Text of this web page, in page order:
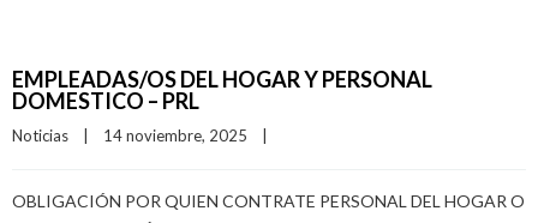
EMPLEADAS/OS DEL HOGAR Y PERSONAL
DOMESTICO – PRL
Noticias 14 noviembre, 2025
OBLIGACIÓN POR QUIEN CONTRATE PERSONAL DEL HOGAR O